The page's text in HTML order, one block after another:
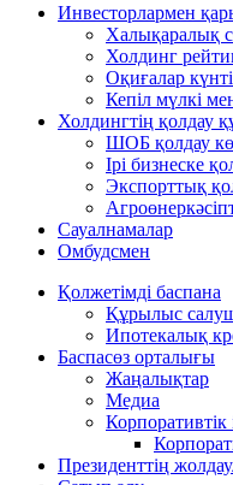
Инвесторлармен
Халықаралық
Холдинг
Оқиғалар
Кепіл мүлкі
Холдингтің қолдау
ШОБ қолдау
Ірі бизнеске
Экспорттық
Сауалнамалар
Омбудсмен
Қолжетімді баспана
Құрылыс
Ипотекалық
Баспасөз орталығы
Жаңалықтар
Медиа
Корпоративтік
Президенттің